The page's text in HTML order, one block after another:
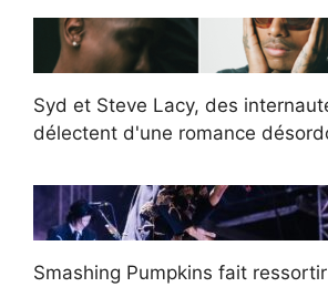
Syd et Steve Lacy, des
délectent d'une romance
Smashing Pumpkins fait